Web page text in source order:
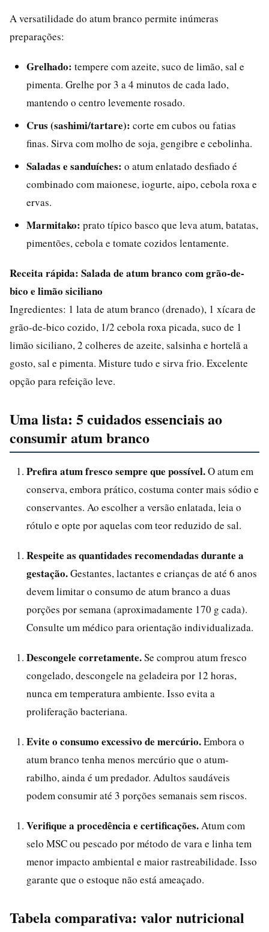
A versatilidade do atum branco permite inúmeras
preparações:
Grelhado: tempere com azeite, suco de limão, sal e
pimenta. Grelhe por 3 a 4 minutos de cada lado,
mantendo o centro levemente rosado.
Crus (sashimi/tartare): corte em cubos ou fatias
finas. Sirva com molho de soja, gengibre e cebolinha.
Saladas e sanduíches: o atum enlatado desfiado é
combinado com maionese, iogurte, aipo, cebola roxa e
ervas.
Marmitako: prato típico basco que leva atum, batatas,
pimentões, cebola e tomate cozidos lentamente.
Receita rápida: Salada de atum branco com grão-de-
bico e limão siciliano
Ingredientes: 1 lata de atum branco (drenado), 1 xícara de
grão-de-bico cozido, 1/2 cebola roxa picada, suco de 1
limão siciliano, 2 colheres de azeite, salsinha e hortelã a
gosto, sal e pimenta. Misture tudo e sirva frio. Excelente
opção para refeição leve.
Uma lista: 5 cuidados essenciais ao
consumir atum branco
Prefira atum fresco sempre que possível.O atum em
conserva, embora prático, costuma conter mais sódio e
conservantes. Ao escolher a versão enlatada, leia o
rótulo e opte por aquelas com teor reduzido de sal.
Respeite as quantidades recomendadas durante a
gestação.Gestantes, lactantes e crianças de até 6 anos
devem limitar o consumo de atum branco a duas
porções por semana (aproximadamente 170 g cada).
Consulte um médico para orientação individualizada.
Descongele corretamente.Se comprou atum fresco
congelado, descongele na geladeira por 12 horas,
nunca em temperatura ambiente. Isso evita a
proliferação bacteriana.
Evite o consumo excessivo de mercúrio.Embora o
atum branco tenha menos mercúrio que o atum-
rabilho, ainda é um predador. Adultos saudáveis
podem consumir até 3 porções semanais sem riscos.
Verifique a procedência e certificações. Atum com
selo MSC ou pescado por método de vara e linha tem
menor impacto ambiental e maior rastreabilidade. Isso
garante que o estoque não está ameaçado.
Tabela comparativa: valor nutricional